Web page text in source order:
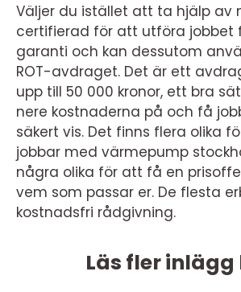
Väljer du istället att ta hjälp av
certifierad för att utföra jobbet
garanti och kan dessutom
ROT-avdraget. Det är ett
upp till 50 000 kronor, ett bra
nere kostnaderna på och få
säkert vis. Det finns flera olika
jobbar med värmepump
några olika för att få en
vem som passar er. De flesta
kostnadsfri rådgivning.
Läs fler inlägg